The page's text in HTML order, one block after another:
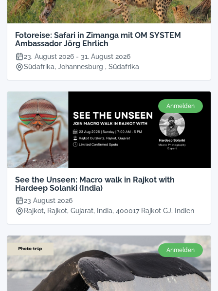
Fotoreise: Safari in Zimanga mit OM SYSTEM
Ambassador Jörg Ehrlich
23. August 2026 - 31. August 2026
Südafrika, Johannesburg , Südafrika
Anmelden
See the Unseen: Macro walk in Rajkot with
Hardeep Solanki (India)
23 August 2026
Rajkot, Rajkot, Gujarat, India, 400017 Rajkot GJ, Indien
Anmelden